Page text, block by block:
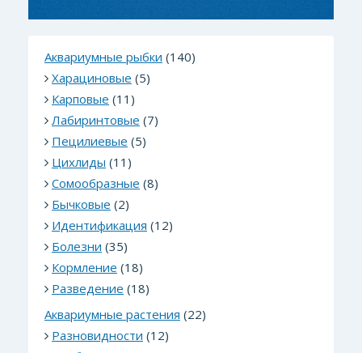
Аквариумные рыбки (140)
Харациновые (5)
Карповые (11)
Лабиринтовые (7)
Пецилиевые (5)
Цихлиды (11)
Сомообразные (8)
Бычковые (2)
Идентификация (12)
Болезни (35)
Кормление (18)
Разведение (18)
Аквариумные растения (22)
Разновидности (12)